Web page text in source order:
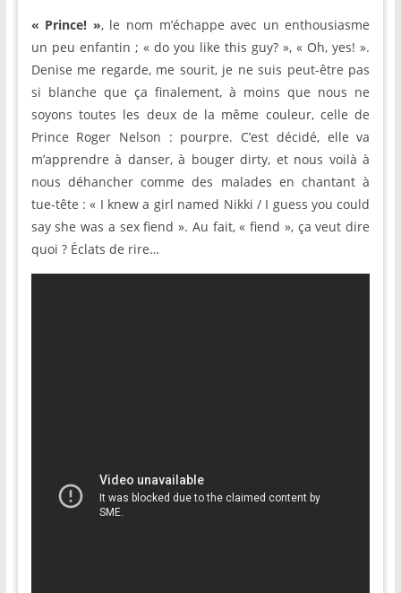
« Prince! », le nom m’échappe avec un enthousiasme
un peu enfantin ; « do you like this guy? », « Oh, yes! ».
Denise me regarde, me sourit, je ne suis peut-être pas
si blanche que ça finalement, à moins que nous ne
soyons toutes les deux de la même couleur, celle de
Prince Roger Nelson : pourpre. C’est décidé, elle va
m’apprendre à danser, à bouger dirty, et nous voilà à
nous déhancher comme des malades en chantant à
tue-tête : « I knew a girl named Nikki / I guess you could
say she was a sex fiend ». Au fait, « fiend », ça veut dire
quoi ? Éclats de rire…